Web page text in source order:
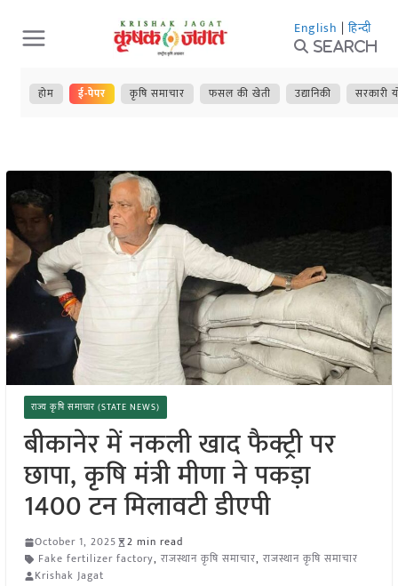
Skip
to
content
English | हिन्दी
Search
होम ई-पेपर कृषि समाचार फसल की खेती उद्यानिकी सरकारी
राज्य कृषि समाचार (STATE NEWS)
बीकानेर में नकली खाद फैक्ट्री पर
छापा, कृषि मंत्री मीणा ने पकड़ा
1400 टन मिलावटी डीएपी
October 1, 2025
2 min read
Fake fertilizer factory, राजस्थान कृषि समाचार, राजस्थान कृषि समाचार
Krishak Jagat